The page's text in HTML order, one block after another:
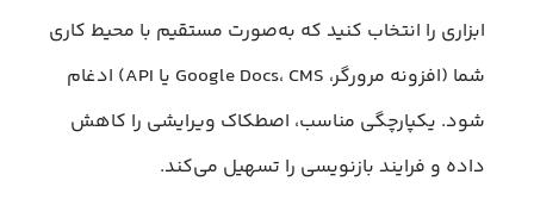
ابزاری را انتخاب کنید که به‌صورت مستقیم با محیط کاری
شما (افزونه مرورگر، Google Docs، CMS یا API) ادغام
شود. یکپارچگی مناسب، اصطکاک ویرایشی را کاهش
داده و فرایند بازنویسی را تسهیل می‌کند.